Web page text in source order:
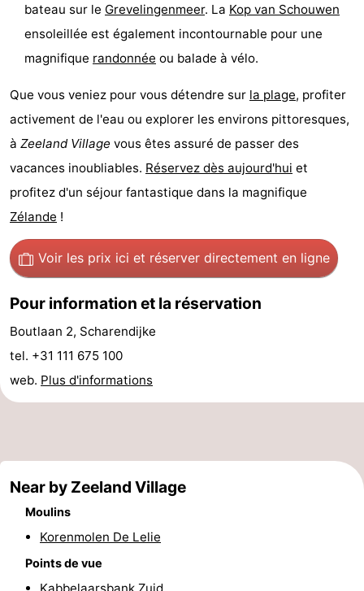
Faire
Randonnée
Terrains
golf
-
Peche
Sportive
-
Equitation
Observation
phoques
et
manger
Événements
Pratiques
Forum
Stationnement
Adresses
Médicales
Région
Hollande-
bateau sur le Grevelingenmeer. La Kop van Schouwen
ensoleillée est également incontournable pour une
magnifique randonnée ou balade à vélo.
Que vous veniez pour vous détendre sur la plage, profiter
activement de l'eau ou explorer les environs pittoresques,
à Zeeland Village vous êtes assuré de passer des
vacances inoubliables. Réservez dès aujourd'hui et
profitez d'un séjour fantastique dans la magnifique
Zélande !
Voir les prix ici et réserver directement en ligne
Pour information et la réservation
Boutlaan 2, Scharendijke
tel. +31 111 675 100
web. Plus d'informations
Near by Zeeland Village
Moulins
Korenmolen De Lelie
Points de vue
Kabbelaarsbank Zuid